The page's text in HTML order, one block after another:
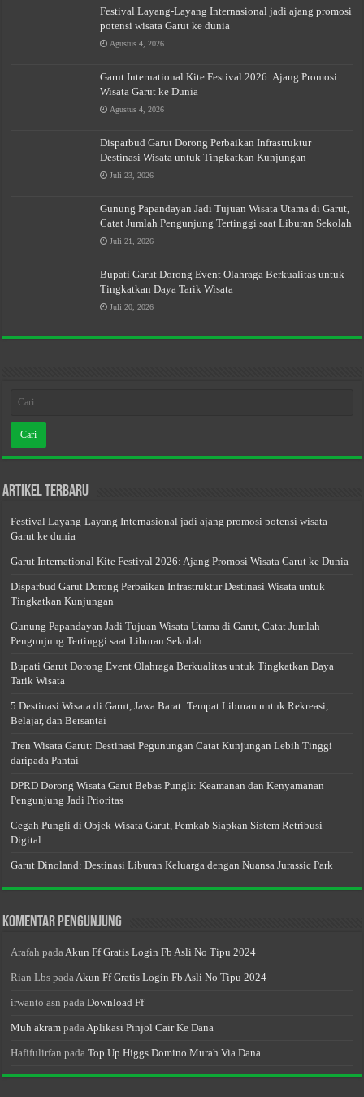
Festival Layang-Layang Internasional jadi ajang promosi
potensi wisata Garut ke dunia
Agustus 4, 2026
Garut International Kite Festival 2026: Ajang Promosi
Wisata Garut ke Dunia
Agustus 4, 2026
Disparbud Garut Dorong Perbaikan Infrastruktur
Destinasi Wisata untuk Tingkatkan Kunjungan
Juli 23, 2026
Gunung Papandayan Jadi Tujuan Wisata Utama di Garut,
Catat Jumlah Pengunjung Tertinggi saat Liburan Sekolah
Juli 21, 2026
Bupati Garut Dorong Event Olahraga Berkualitas untuk
Tingkatkan Daya Tarik Wisata
Juli 20, 2026
Artikel Terbaru
Festival Layang-Layang Internasional jadi ajang promosi potensi wisata
Garut ke dunia
Garut International Kite Festival 2026: Ajang Promosi Wisata Garut ke Dunia
Disparbud Garut Dorong Perbaikan Infrastruktur Destinasi Wisata untuk
Tingkatkan Kunjungan
Gunung Papandayan Jadi Tujuan Wisata Utama di Garut, Catat Jumlah
Pengunjung Tertinggi saat Liburan Sekolah
Bupati Garut Dorong Event Olahraga Berkualitas untuk Tingkatkan Daya
Tarik Wisata
5 Destinasi Wisata di Garut, Jawa Barat: Tempat Liburan untuk Rekreasi,
Belajar, dan Bersantai
Tren Wisata Garut: Destinasi Pegunungan Catat Kunjungan Lebih Tinggi
daripada Pantai
DPRD Dorong Wisata Garut Bebas Pungli: Keamanan dan Kenyamanan
Pengunjung Jadi Prioritas
Cegah Pungli di Objek Wisata Garut, Pemkab Siapkan Sistem Retribusi
Digital
Garut Dinoland: Destinasi Liburan Keluarga dengan Nuansa Jurassic Park
Komentar Pengunjung
Arafah padaAkun Ff Gratis Login Fb Asli No Tipu 2024
Rian Lbs padaAkun Ff Gratis Login Fb Asli No Tipu 2024
irwanto asn padaDownload Ff
Muh akram padaAplikasi Pinjol Cair Ke Dana
Hafifulirfan padaTop Up Higgs Domino Murah Via Dana